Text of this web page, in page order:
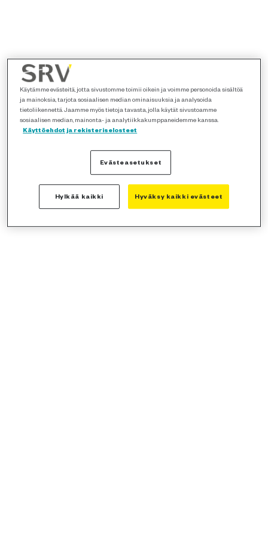
Käytämme evästeitä, jotta sivustomme toimii oikein ja voimme personoida sisältöä
ja mainoksia, tarjota sosiaalisen median ominaisuuksia ja analysoida
tietoliikennettä. Jaamme myös tietoja tavasta, jolla käytät sivustoamme
sosiaalisen median, mainonta- ja analytiikkakumppaneidemme kanssa.
Käyttöehdot ja rekisteriselosteet
Evästeasetukset
Hylkää kaikki Hyväksy kaikki evästeet